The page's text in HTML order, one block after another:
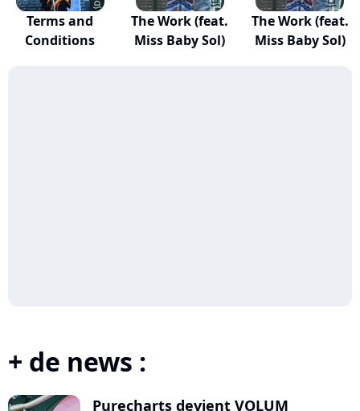
Terms and
Conditions
The Work (feat.
Miss Baby Sol)
The Work (feat.
Miss Baby Sol)
+ de news :
Purecharts devient VOLUM